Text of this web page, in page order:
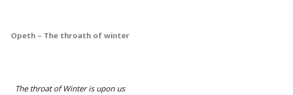
Opeth – The throath of winter
The throat of Winter is upon us